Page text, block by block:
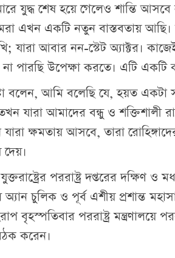
যুদ্ধ শেষ হয়ে গেলেও শান্তি
এখন একটি নতুন বাস্তবতায় আছি।
যারা আবার নন-স্টেট অ্যাক্টর।
পারছি উপেক্ষা করতে। এটি একটি
ব‌লেন, আমি বলেছি যে, হয়ত একটা
যারা আমাদের বন্ধু ও শক্তিশালী
যারা ক্ষমতায় আসবে, তারা
দেয়।
পররাষ্ট্র দপ্তরের দক্ষিণ ও
চুলিক ও পূর্ব এশীয় প্রশান্ত
বৃহস্পতিবার পররাষ্ট্র মন্ত্রণালয়ে
করেন।